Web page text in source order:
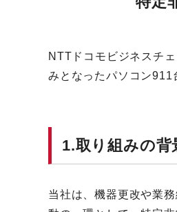
NTTドコモビジネスチ
みとなったパソコン911
1.取り組みの背
当社は、機器更改や業